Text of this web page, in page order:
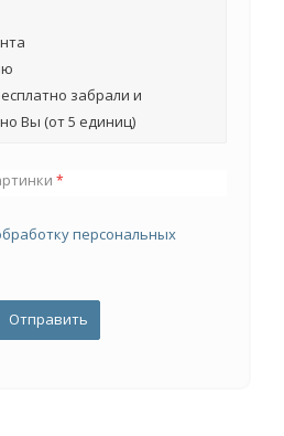
забрали и
Вы (от 5 единиц)
*
персональных